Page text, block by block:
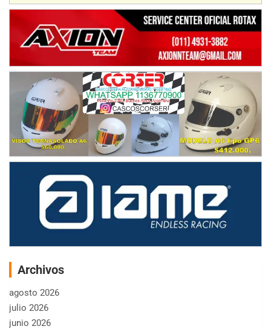
Archivos
agosto 2026
julio 2026
junio 2026